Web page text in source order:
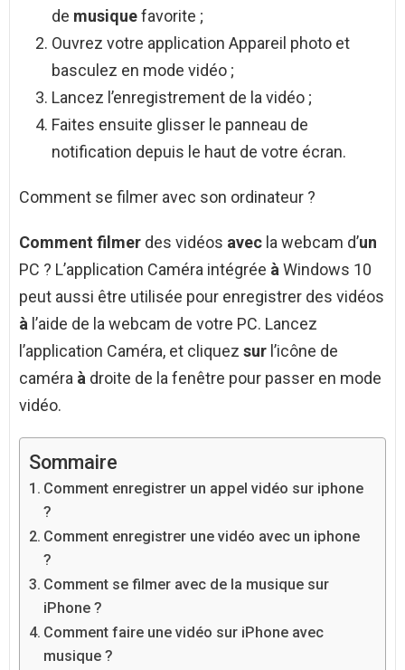
de musiquefavorite ;
Ouvrez votre application Appareil photo et
basculez en mode vidéo ;
Lancez l’enregistrement de la vidéo ;
Faites ensuite glisser le panneau de
notification depuis le haut de votre écran.
Comment se filmer avec son ordinateur ?
Comment filmer des vidéos avec la webcam d’un
PC ? L’application Caméra intégrée à Windows 10
peut aussi être utilisée pour enregistrer des vidéos
à l’aide de la webcam de votre PC. Lancez
l’application Caméra, et cliquez sur l’icône de
caméra à droite de la fenêtre pour passer en mode
vidéo.
Sommaire
Comment enregistrer un appel vidéo sur iphone
?
Comment enregistrer une vidéo avec un iphone
?
Comment se filmer avec de la musique sur
iPhone ?
Comment faire une vidéo sur iPhone avec
musique ?